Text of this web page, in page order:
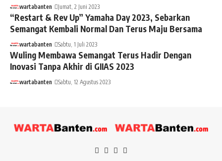
wartabanten Jumat, 2 Juni 2023
“Restart & Rev Up” Yamaha Day 2023, Sebarkan
Semangat Kembali Normal Dan Terus Maju Bersama
wartabanten Sabtu, 1 Juli 2023
Wuling Membawa Semangat Terus Hadir Dengan
Inovasi Tanpa Akhir di GIIAS 2023
wartabanten Sabtu, 12 Agustus 2023